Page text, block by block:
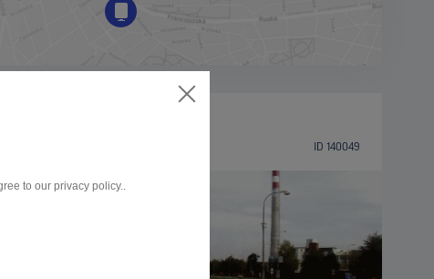
to our privacy policy..
ID 140049